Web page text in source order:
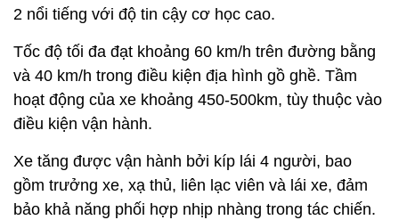
2 nổi tiếng với độ tin cậy cơ học cao.
Tốc độ tối đa đạt khoảng 60 km/h trên đường bằng
và 40 km/h trong điều kiện địa hình gồ ghề. Tầm
hoạt động của xe khoảng 450-500km, tùy thuộc vào
điều kiện vận hành.
Xe tăng được vận hành bởi kíp lái 4 người, bao
gồm trưởng xe, xạ thủ, liên lạc viên và lái xe, đảm
bảo khả năng phối hợp nhịp nhàng trong tác chiến.